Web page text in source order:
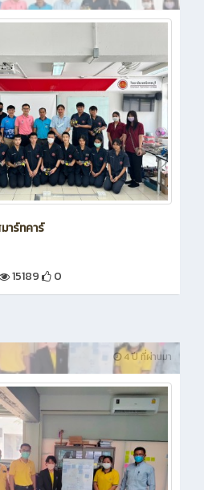
าร์ทคาร์
15189 0
4 ปี ที่ผ่านมา